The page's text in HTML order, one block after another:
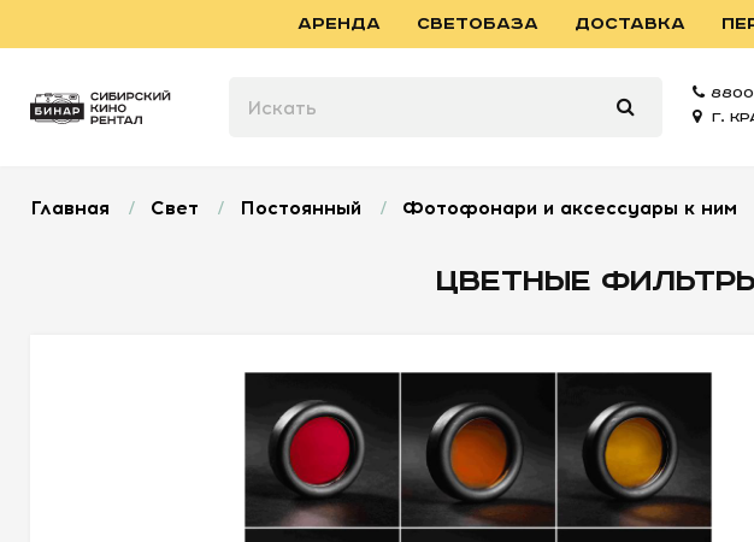
АРЕНДА СВЕТОБАЗА ДОСТАВКА
г.
Главная / Свет / Постоянный / Фотофонари и аксессуары к ним
ЦВЕТНЫЕ